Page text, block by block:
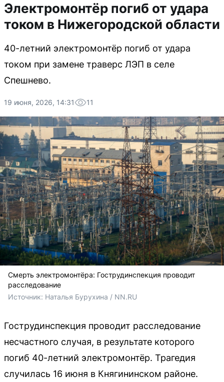
Электромонтёр погиб от удара
током в Нижегородской области
40-летний электромонтёр погиб от удара
током при замене траверс ЛЭП в селе
Спешнево.
19 июня, 2026, 14:31 11
Смерть электромонтёра: Гострудинспекция проводит
расследование
Источник: Наталья Бурухина / NN.RU
Гострудинспекция проводит расследование
несчастного случая, в результате которого
погиб 40-летний электромонтёр. Трагедия
случилась 16 июня в Княгининском районе.